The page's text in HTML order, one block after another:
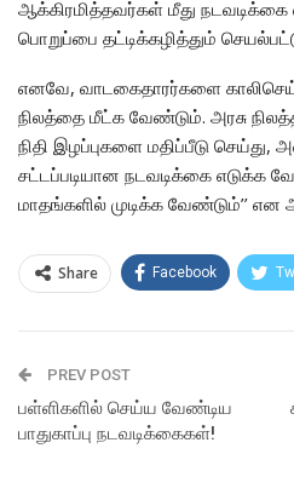
ஆக்கிரமித்தவர்கள் மீது நடவடிக்கை
பொறுப்பை தட்டிக்கழித்தும்
எனவே, வாடகைதாரர்களை
நிலத்தை மீட்க வேண்டும். அரசு
நிதி இழப்புகளை மதிப்பீடு
சட்டப்படியான நடவடிக்கை எடுக்க
மாதங்களில் முடிக்க வேண்டும்’’ என
Share Facebook
PREV POST
பள்ளிகளில் செய்ய வேண்டிய
பாதுகாப்பு நடவடிக்கைகள்!